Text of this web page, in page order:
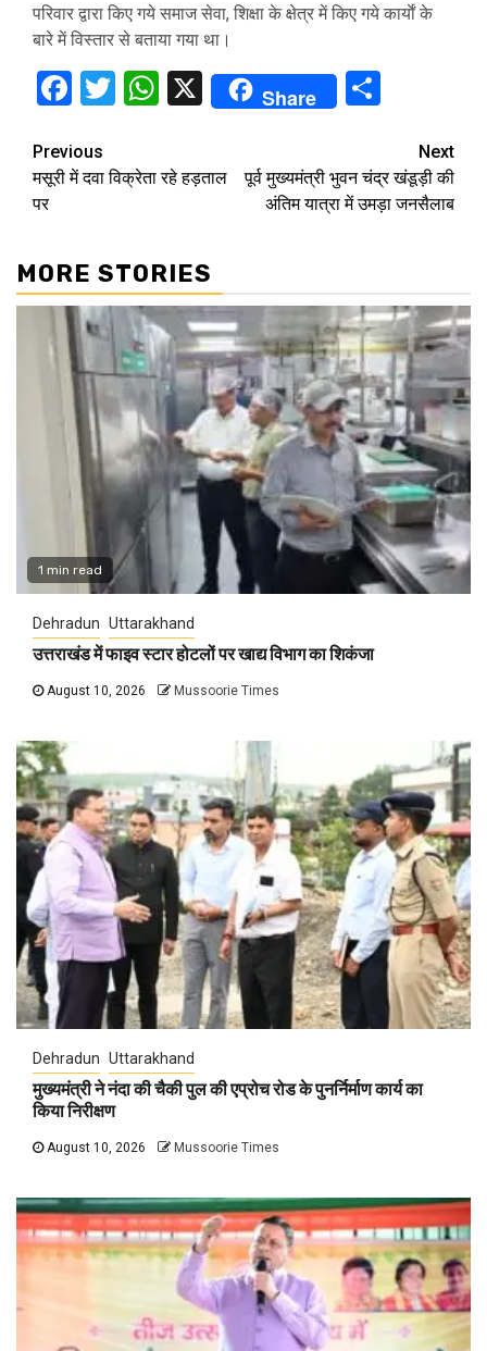
परिवार द्वारा किए गये समाज सेवा, शिक्षा के क्षेत्र में किए गये कार्याें के
बारे में विस्तार से बताया गया था।
Facebook
TwitterWhatsApp
X Share
Continue
Reading
Previous
मसूरी में दवा विक्रेता रहे हड़ताल
पर
Next
पूर्व मुख्यमंत्री भुवन चंद्र खंडूड़ी की
अंतिम यात्रा में उमड़ा जनसैलाब
MORE STORIES
1 min read
Dehradun Uttarakhand
उत्तराखंड में फाइव स्टार होटलों पर खाद्य विभाग का शिकंजा
August 10, 2026 Mussoorie Times
Dehradun Uttarakhand
मुख्यमंत्री ने नंदा की चैकी पुल की एप्रोच रोड के पुनर्निर्माण कार्य का
किया निरीक्षण
August 10, 2026 Mussoorie Times